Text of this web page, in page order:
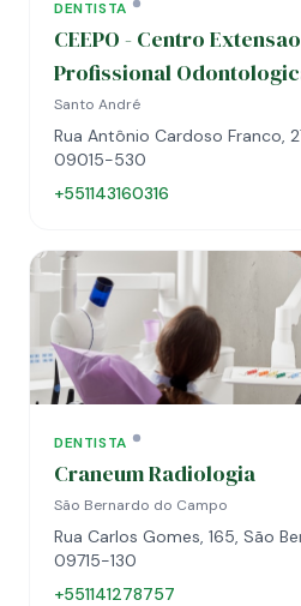
DENTISTA
CEEPO - Centro
Profissional
Santo André
Rua Antônio Cardoso Franco,
09015-530
+551143160316
DENTISTA
Craneum Radiologia
São Bernardo do Campo
Rua Carlos Gomes, 165, São
09715-130
+551141278757